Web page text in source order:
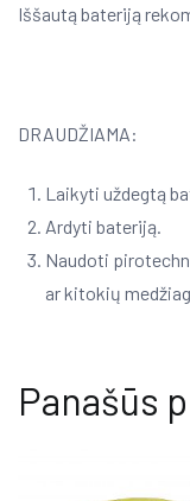
Iššautą bateriją
DRAUDŽIAMA:
Laikyti uždegtą
Ardyti bateriją.
Naudoti
ar kitokių
Panašūs